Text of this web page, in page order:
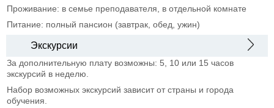
Проживание: в семье преподавателя, в отдельной комнате
Питание: полный пансион (завтрак, обед, ужин)
Экскурсии
За дополнительную плату возможны: 5, 10 или 15 часов
экскурсий в неделю.
Набор возможных экскурсий зависит от страны и города
обучения.